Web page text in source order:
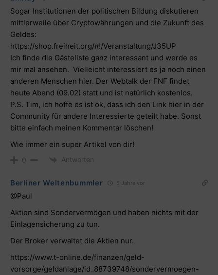
Sogar Institutionen der politischen Bildung diskutieren
mittlerweile über Cryptowährungen und die Zukunft des
Geldes:
https://shop.freiheit.org/#!/Veranstaltung/J35UP
Ich finde die Gästeliste ganz interessant und werde es
mir mal ansehen. Vielleicht interessiert es ja noch einen
anderen Menschen hier. Der Webtalk der FNF findet
heute Abend (09.02) statt und ist natürlich kostenlos.
P.S. Tim, ich hoffe es ist ok, dass ich den Link hier in der
Community für andere Interessierte geteilt habe. Sonst
bitte einfach meinen Kommentar löschen!
Wie immer ein super Artikel von dir!
0 Antworten
Berliner Weltenbummler 5 Jahre vor
@Paul
Aktien sind Sondervermögen und haben nichts mit der
Einlagensicherung zu tun.
Der Broker verwaltet die Aktien nur.
https://www.t-online.de/finanzen/geld-
vorsorge/geldanlage/id_88739748/sondervermoegen-